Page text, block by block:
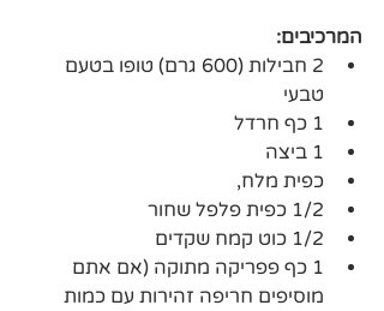
המרכיבים:
2 חבילות (600 גרם) טופו בטעם
טבעי
1 כף חרדל
1 ביצה
כפית מלח,
1/2 כפית פלפל שחור
1/2 כוט קמח שקדים
1 כף פפריקה מתוקה (אם אתם
מוסיפים חריפה זהירות עם כמות